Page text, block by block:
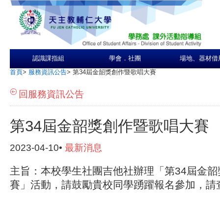
認識課指組 學會．社團 場地、器材借
首頁> 服務資訊公告> 第34屆金韶獎創作暨歌唱大賽
回服務資訊公告
第34屆金韶獎創作暨歌唱大賽
2023-04-10• 最新消息
主旨：本校學生社團吉他社辦理「第34屆金
賽」活動，請鼓勵貴校同學踴躍報名參加，請